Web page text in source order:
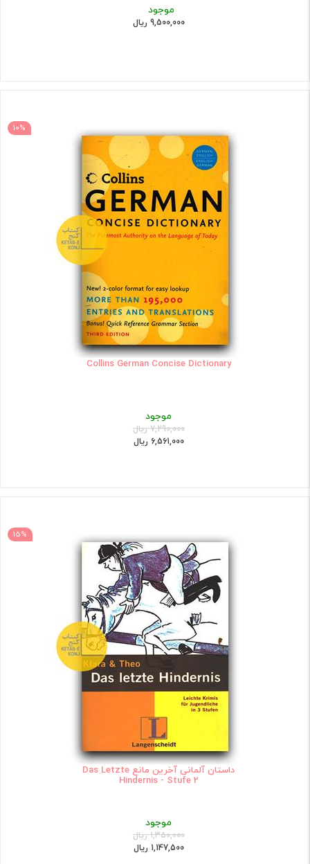
موجود
9,500,000 ریال
10%
Collins German Concise Dictionary
موجود
7,290,000 ریال
6,561,000 ریال
15%
داستان آلمانی آخرین مانع Das Letzte
Hindernis - Stufe 2
موجود
1,350,000 ریال
1,147,500 ریال